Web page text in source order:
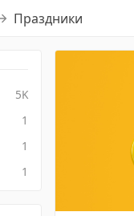
Праздники
5K
1
1
1